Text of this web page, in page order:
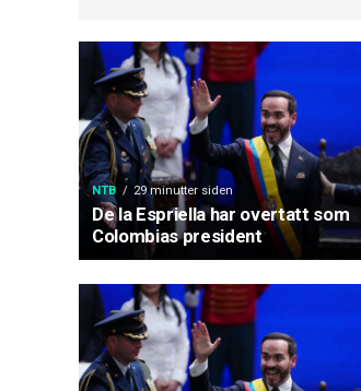
NTB 29 minutter siden
De la Espriella har overtatt som
Colombias president